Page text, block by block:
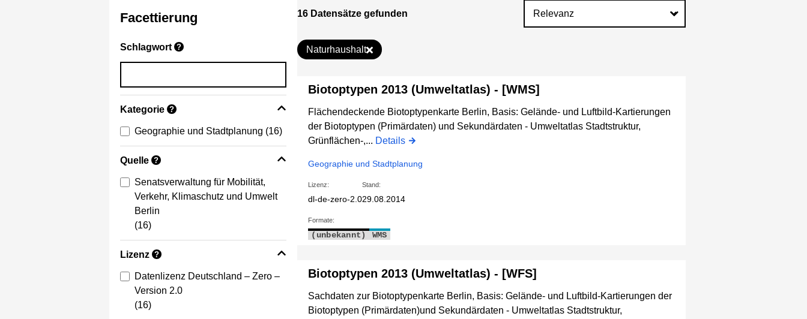
Facettierung
Schlagwort ?
Kategorie ?
Geographie und Stadtplanung (16)
Quelle ?
Senatsverwaltung für Mobilität,
Verkehr, Klimaschutz und Umwelt
Berlin
(16)
Lizenz ?
Datenlizenz Deutschland – Zero –
Version 2.0
(16)
16 Datensätze gefunden
Naturhaushalt
Biotoptypen 2013 (Umweltatlas) - [WMS]
Flächendeckende Biotoptypenkarte Berlin, Basis: Gelände- und Luftbild-Kartierungen
der Biotoptypen (Primärdaten) und Sekundärdaten - Umweltatlas Stadtstruktur,
Grünflächen-,... Details
Geographie und Stadtplanung
Lizenz:
dl-de-zero-2.0
Stand:
29.08.2014
Formate:
(unbekannt) WMS
Biotoptypen 2013 (Umweltatlas) - [WFS]
Sachdaten zur Biotoptypenkarte Berlin, Basis: Gelände- und Luftbild-Kartierungen der
Biotoptypen (Primärdaten)und Sekundärdaten - Umweltatlas Stadtstruktur,